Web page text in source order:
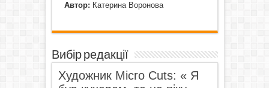
Автор: Катерина Воронова
Вибір редакції
Художник Micro Cuts: « Я